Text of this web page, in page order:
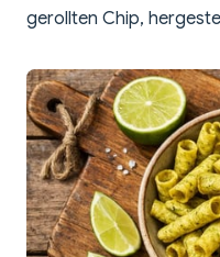
gerollten Chip,